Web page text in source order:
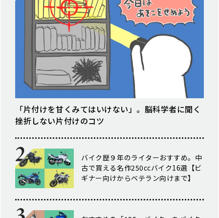
「片付けを甘くみてはいけない」。脳科学者に聞く
挫折しない片付けのコツ
バイク歴９年のライターおすすめ。中
古で買える名作250ccバイク16選【ビ
ギナー向けからベテラン向けまで】